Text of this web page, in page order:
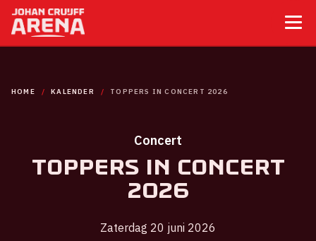
HOME KALENDER TOPPERS IN CONCERT 2026
Concert
Toppers in Concert
2026
Zaterdag 20 juni 2026